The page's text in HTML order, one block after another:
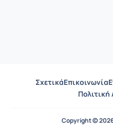
ΣχετικάΕπικοινωνία
Copyright ©